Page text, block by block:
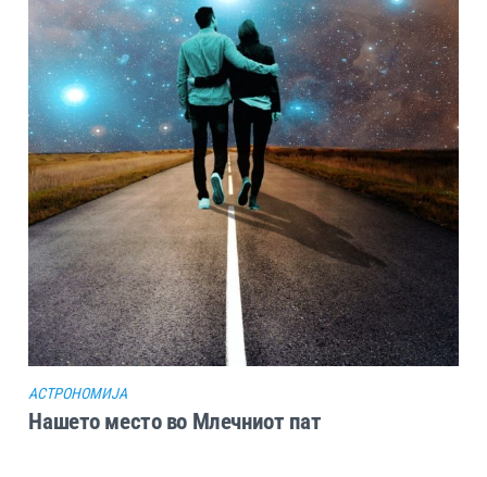
АСТРОНОМИЈА
Нашето место во Млечниот пат